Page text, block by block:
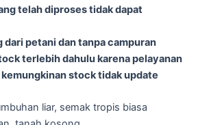
telah diproses tidak dapat
dari petani dan tanpa campuran
terlebih dahulu karena pelayanan
stock tidak update
liar, semak tropis biasa